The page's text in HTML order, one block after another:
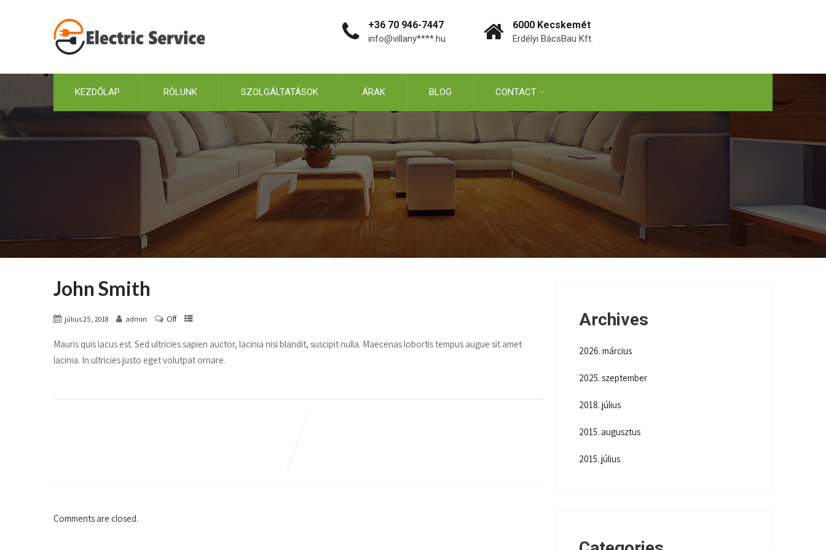
+36 70 946-7447​
info@villany****.hu
6000 Kecskemét
Erdélyi BácsBau Kft.
KEZDŐLAP RÓLUNK SZOLGÁLTATÁSOK ÁRAK BLOG CONTACT
John Smith
július 25, 2018 admin Off
Mauris quis lacus est. Sed ultricies sapien auctor, lacinia nisi blandit, suscipit nulla. Maecenas lobortis tempus augue sit amet
lacinia. In ultricies justo eget volutpat ornare.
Comments are closed.
Archives
2026. március
2025. szeptember
2018. július
2015. augusztus
2015. július